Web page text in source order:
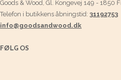
Goods & Wood, Gl. Kongevej 149 - 1850
Telefon i butikkens åbningstid: 31192753
info@goodsandwood.dk
FØLG OS